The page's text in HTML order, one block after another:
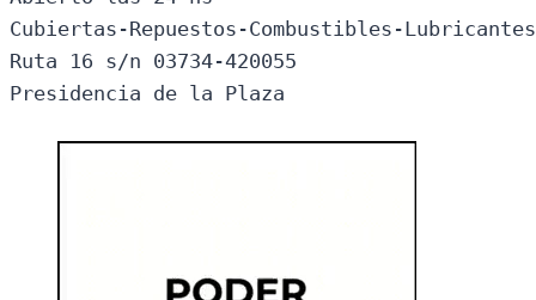
Cubiertas-Repuestos-Combustibles-
Ruta 16 s/n 03734-420055
Presidencia de la Plaza